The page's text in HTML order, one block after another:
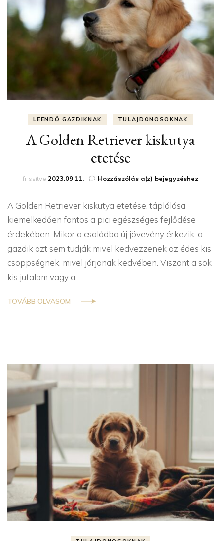
LEENDŐ GAZDIKNAK TULAJDONOSOKNAK
A Golden Retriever kiskutya
etetése
frissítve 2023.09.11. Hozzászólás a(z) A
kiskutya
etetése
bejegyzéshez
A Golden Retriever kiskutya etetése, táplálása
kiemelkedően fontos a pici egészséges fejlődése
érdekében. Mikor a családba új jövevény érkezik, a
gazdik azt sem tudják mivel kedvezzenek az édes kis
csöppségnek, mivel járjanak kedvében. Viszont a sok
kis jutalom vagy a …
TOVÁBB OLVASOM